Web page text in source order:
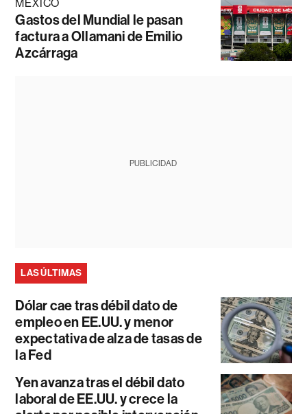
MÉXICO
Gastos del Mundial le pasan
factura a Ollamani de Emilio
Azcárraga
PUBLICIDAD
LAS ÚLTIMAS
Dólar cae tras débil dato de
empleo en EE.UU. y menor
expectativa de alza de tasas de
la Fed
Yen avanza tras el débil dato
laboral de EE.UU. y crece la